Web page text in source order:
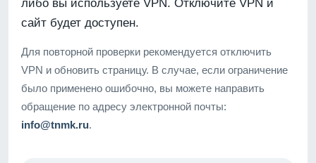
либо вы используете VPN. Отключите VPN и
сайт будет доступен.
Для повторной проверки рекомендуется отключить
VPN и обновить страницу. В случае, если ограничение
было применено ошибочно, вы можете направить
обращение по адресу электронной почты:
info@tnmk.ru.